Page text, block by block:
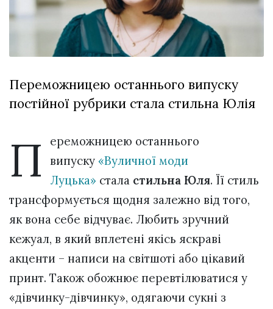
XIX
Спартакіада
VolWe...
29 Липня 2026
543 переглядів
Всі розділи
Персона
Лайф
ZONE 18+
Контакти
Політика конфіденційності
Переможницею останнього випуску
постійної рубрики стала стильна Юлія
П
ереможницею останнього
випуску«Вуличної моди
Луцька» стала стильна Юля. Її стиль
трансформується щодня залежно від того,
як вона себе відчуває. Любить зручний
кежуал, в який вплетені якісь яскраві
акценти – написи на світшоті або цікавий
принт. Також обожнює перевтілюватися у
«дівчинку-дівчинку», одягаючи сукні з